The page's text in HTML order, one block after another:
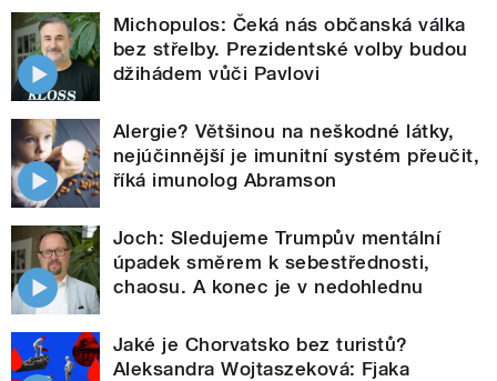
Michopulos: Čeká nás občanská válka
bez střelby. Prezidentské volby budou
džihádem vůči Pavlovi
Alergie? Většinou na neškodné látky,
nejúčinnější je imunitní systém přeučit,
říká imunolog Abramson
Joch: Sledujeme Trumpův mentální
úpadek směrem k sebestřednosti,
chaosu. A konec je v nedohlednu
Jaké je Chorvatsko bez turistů?
Aleksandra Wojtaszeková: Fjaka